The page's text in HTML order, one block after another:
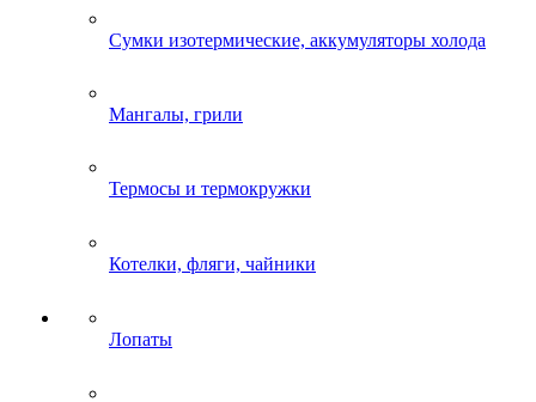
Сумки изотермические, аккумуляторы холода
Мангалы, грили
Термосы и термокружки
Котелки, фляги, чайники
Лопаты